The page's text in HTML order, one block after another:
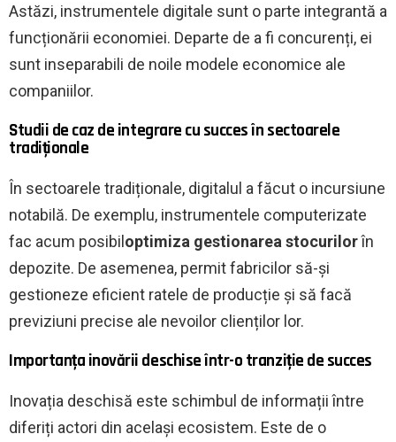
Astăzi, instrumentele digitale sunt o parte integrantă a
funcționării economiei. Departe de a fi concurenți, ei
sunt inseparabili de noile modele economice ale
companiilor.
Studii de caz de integrare cu succes în sectoarele
tradiționale
În sectoarele tradiționale, digitalul a făcut o incursiune
notabilă. De exemplu, instrumentele computerizate
fac acum posibiloptimiza gestionarea stocurilorîn
depozite. De asemenea, permit fabricilor să-și
gestioneze eficient ratele de producție și să facă
previziuni precise ale nevoilor clienților lor.
Importanța inovării deschise într-o tranziție de succes
Inovația deschisă este schimbul de informații între
diferiți actori din același ecosistem. Este de o